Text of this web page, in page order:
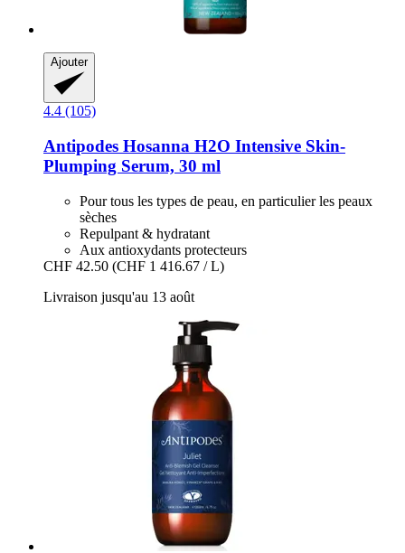
Ajouter
4.4 (105)
Antipodes Hosanna H2O Intensive Skin-​
Plumping Serum, 30 ml
Pour tous les types de peau, en particulier les peaux
sèches
Repulpant & hydratant
Aux antioxydants protecteurs
CHF 42.50 (CHF 1 416.67 / L)
Livraison jusqu'au 13 août